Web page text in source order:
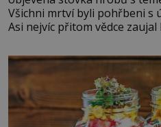
Všichni mrtví byli pohřbeni s
Asi nejvíc přitom vědce
blonďaté vlásky. Fakt, že jsou těla dávných lidí nesmírně
dobře zachovalá, přičítají
podmínkám. Sucho,